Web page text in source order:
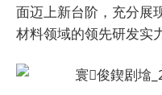
面迈上新台阶，充分展
材料领域的领先研发实